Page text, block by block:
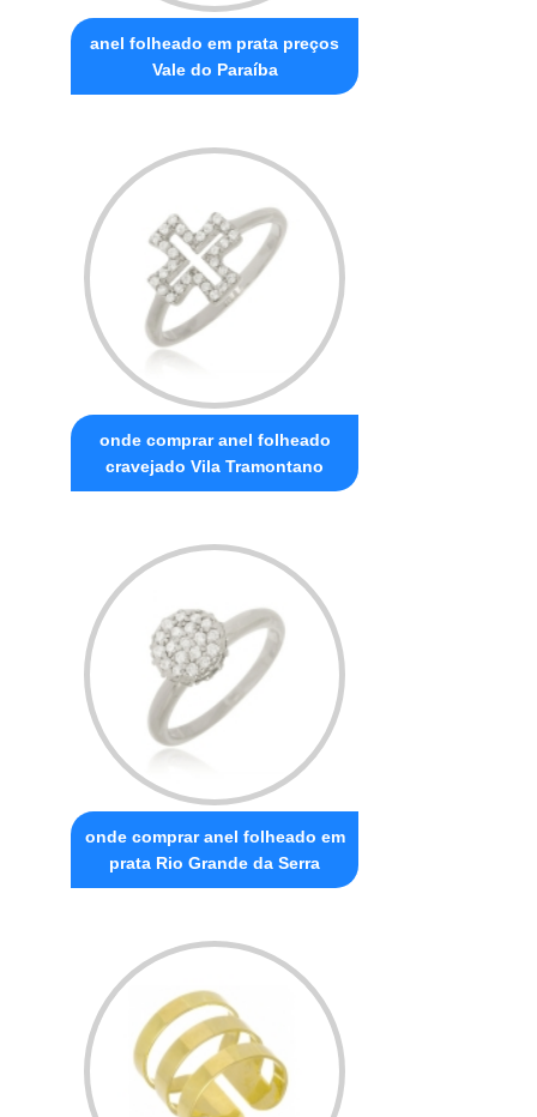
anel folheado em prata preços
Vale do Paraíba
onde comprar anel folheado
cravejado Vila Tramontano
onde comprar anel folheado em
prata Rio Grande da Serra